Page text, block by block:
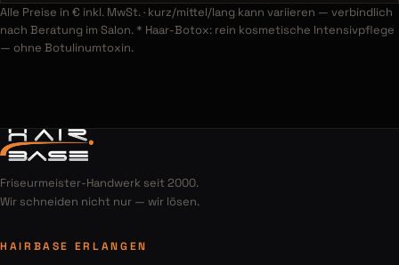
Alle Preise in € inkl. MwSt. · kurz/mittel/lang kann variieren — verbindlich
nach Beratung im Salon. * Haar-Botox: rein kosmetische Intensivpflege
— ohne Botulinumtoxin.
Friseurmeister-Handwerk seit 2000.
Wir schneiden nicht nur — wir lösen.
HAIRBASE ERLANGEN